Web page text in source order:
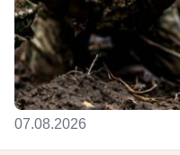
07.08.2026